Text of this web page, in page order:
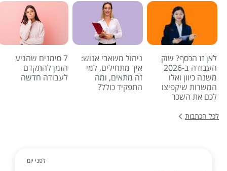
לאן זז הכסף? שוק
העבודה ב-2026
משנה כיוון ואלו
המשרות שיקפיצו
לכם את השכר
ניהול משאבי אנוש:
איך מתחילים, למי
זה מתאים, ומה
התפקיד כולל?
7 סימנים שהגיע
הזמן להתקדם
לעבודה חדשה
לכל הכתבות
לפני יום